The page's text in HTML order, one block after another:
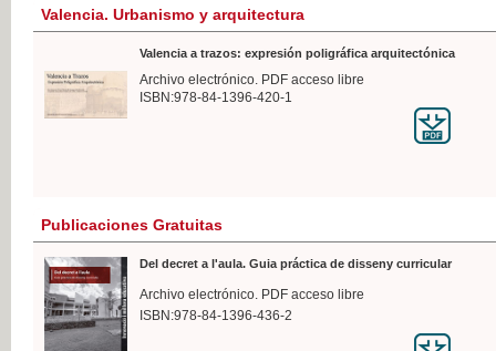
Valencia. Urbanismo y arquitectura
Valencia a trazos: expresión poligráfica arquitectónica
Archivo electrónico. PDF acceso libre
ISBN:978-84-1396-420-1
Publicaciones Gratuitas
Del decret a l'aula. Guia práctica de disseny curricular
Archivo electrónico. PDF acceso libre
ISBN:978-84-1396-436-2